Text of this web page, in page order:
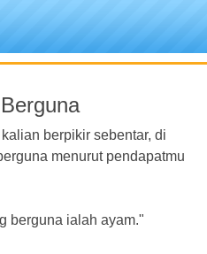
berpikir sebentar, di
menurut pendapatmu
berguna ialah ayam."